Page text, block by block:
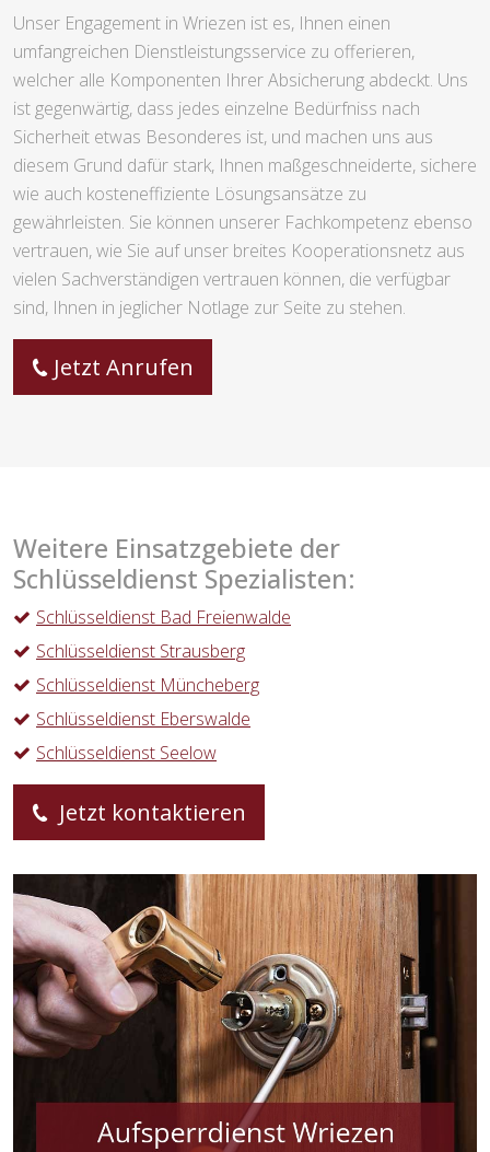
Unser Engagement in Wriezen ist es, Ihnen einen
umfangreichen Dienstleistungsservice zu offerieren,
welcher alle Komponenten Ihrer Absicherung abdeckt. Uns
ist gegenwärtig, dass jedes einzelne Bedürfniss nach
Sicherheit etwas Besonderes ist, und machen uns aus
diesem Grund dafür stark, Ihnen maßgeschneiderte, sichere
wie auch kosteneffiziente Lösungsansätze zu
gewährleisten. Sie können unserer Fachkompetenz ebenso
vertrauen, wie Sie auf unser breites Kooperationsnetz aus
vielen Sachverständigen vertrauen können, die verfügbar
sind, Ihnen in jeglicher Notlage zur Seite zu stehen.
Jetzt Anrufen
Weitere Einsatzgebiete der
Schlüsseldienst Spezialisten:
Schlüsseldienst Bad Freienwalde
Schlüsseldienst Strausberg
Schlüsseldienst Müncheberg
Schlüsseldienst Eberswalde
Schlüsseldienst Seelow
Jetzt kontaktieren